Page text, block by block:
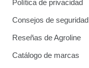
Política de privacidad
Consejos de seguridad
Reseñas de Agroline
Catálogo de marcas